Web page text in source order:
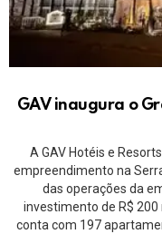
GAV inaugura o
A GAV Hotéis e
empreendimento na
das operações da
investimento de R$
conta com 197